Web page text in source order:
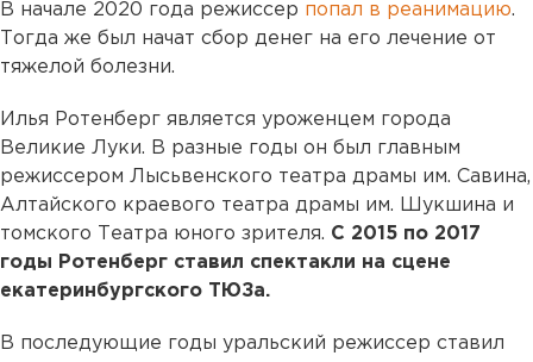
В начале 2020 года режиссер попал в реанимацию.
Тогда же был начат сбор денег на его лечение от
тяжелой болезни.
Илья Ротенберг является уроженцем города
Великие Луки. В разные годы он был главным
режиссером Лысьвенского театра драмы им. Савина,
Алтайского краевого театра драмы им. Шукшина и
томского Театра юного зрителя. С 2015 по 2017
годы Ротенберг ставил спектакли на сцене
екатеринбургского ТЮЗа.
В последующие годы уральский режиссер ставил